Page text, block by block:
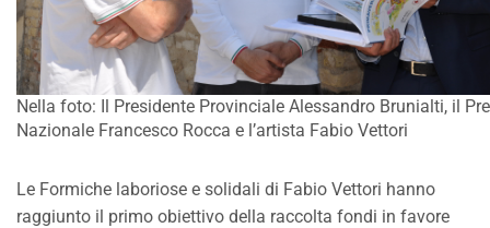
Nella foto: Il Presidente Provinciale Alessandro Brunialti, il
Nazionale Francesco Rocca e l’artista Fabio Vettori
Le Formiche laboriose e solidali di Fabio Vettori hanno
raggiunto il primo obiettivo della raccolta fondi in favore